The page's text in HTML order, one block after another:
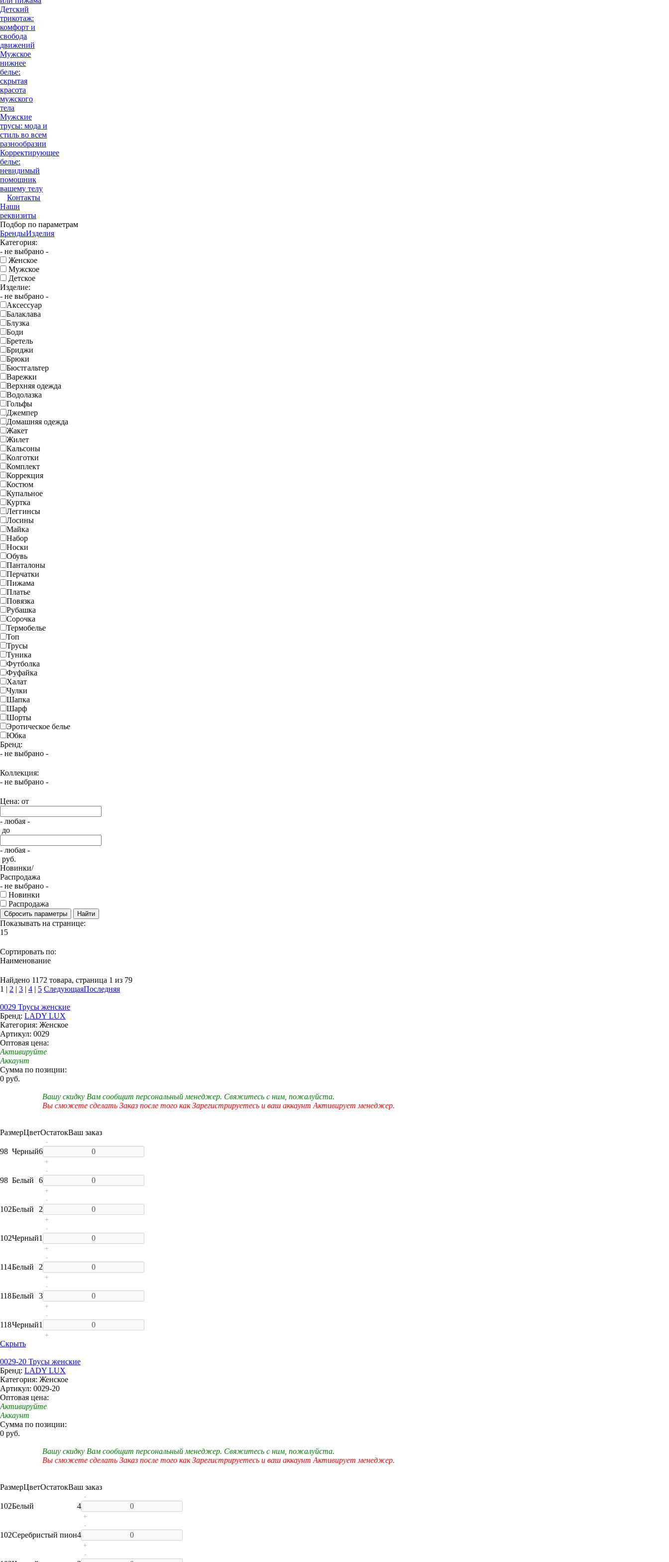
Детский
трикотаж:
комфорт и
свобода
движений
Мужское
нижнее
белье:
скрытая
красота
мужского
тела
Мужские
трусы: мода и
стиль во всем
разнообразии
Корректирующее
белье:
невидимый
помощник
вашему телу
Контакты
Наши
реквизиты
Подбор по параметрам
БрендыИзделия
Категория:
- не выбрано -
Женское
Мужское
Детское
Изделие:
- не выбрано -
Аксессуар
Балаклава
Блузка
Боди
Бретель
Бриджи
Брюки
Бюстгальтер
Варежки
Верхняя одежда
Водолазка
Гольфы
Джемпер
Домашняя одежда
Жакет
Жилет
Кальсоны
Колготки
Комплект
Коррекция
Костюм
Купальное
Куртка
Леггинсы
Лосины
Майка
Набор
Носки
Обувь
Панталоны
Перчатки
Пижама
Платье
Повязка
Рубашка
Сорочка
Термобелье
Топ
Трусы
Туника
Футболка
Фуфайка
Халат
Чулки
Шапка
Шарф
Шорты
Эротическое белье
Юбка
Бренд:
- не выбрано -
Коллекция:
- не выбрано -
Цена: от
- любая -
до
- любая -
руб.
Новинки/
Распродажа
- не выбрано -
Новинки
Распродажа
Сбросить параметры Найти
Показывать на странице:
15
Сортировать по:
Наименование
Найдено 1172 товара, страница 1 из 79
1 | 2 | 3 | 4 | 5 СледующаяПоследняя
0029 Трусы женские
Бренд: LADY LUX
Категория: Женское
Артикул: 0029
Оптовая цена:
Активируйте
Аккаунт
Сумма по позиции:
0 руб.
Вашу скидку Вам сообщит персональный менеджер. Свяжитесь с ним, пожалуйста.
Вы сможете сделать Заказ после того как Зарегистрируетесь и ваш аккаунт Активирует менеджер.
РазмерЦветОстатокВаш заказ
98 Черный6
-
+
98 Белый 6
-
+
102Белый 2
-
+
102Черный1
-
+
114Белый 2
-
+
118Белый 3
-
+
118Черный1
-
+
Скрыть
0029-20 Трусы женские
Бренд: LADY LUX
Категория: Женское
Артикул: 0029-20
Оптовая цена:
Активируйте
Аккаунт
Сумма по позиции:
0 руб.
Вашу скидку Вам сообщит персональный менеджер. Свяжитесь с ним, пожалуйста.
Вы сможете сделать Заказ после того как Зарегистрируетесь и ваш аккаунт Активирует менеджер.
РазмерЦветОстатокВаш заказ
102Белый 4
-
+
102Серебристый пион4
-
+
-